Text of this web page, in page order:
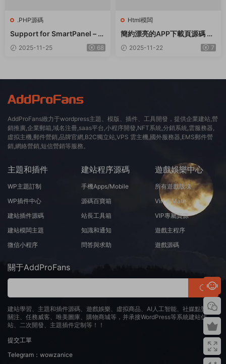
.PHP源碼
Support for SmartPanel – S
MM Panel Script
2025-11-25 68
Html模闆
簡約漂亮的APP下載頁源碼 前
端采用HTML+CSS拟态風格
2025-11-22 7
AddProFans緻力于wordpress主題、模版、插件、工具開發，提供企業建站,營
銷推廣,企業郵箱,域名注冊,saas平台,小程序開發,NFT系統,分銷系統,雲服務器,
虛拟主機,郵件營銷,品牌官網,B2C獨立站,VPS 雲主機,國外服務器,EMS郵件營
銷,網絡營銷,短信營銷等服務。
主題和插件
WP主題訂制
WP插件中心
建站插件源碼
建站模闆主題
微信小程序
建站程序源碼
手機Apps/Mobile
源碼百寶箱
站長工具箱
知識和通知
問答與求助
遊戲娛樂中心
所有遊戲版塊
Virt A Mate
VIP專屬資源
遊戲主程序
遊戲源碼
關于AddProFans
建站學習、主題和插件源碼、遊戲娛樂、虛拟商品、AI人工智能、社媒點贊、
關注、任務威客、唯美圖庫、購物商城等，并承接WordPress等系統建站仿
站、二次開發、主題插件定制等！！
提交工單
Telegram：wowzanice